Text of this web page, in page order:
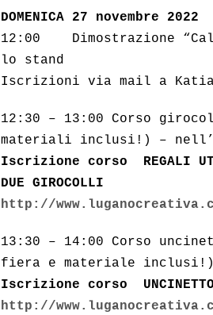
DOMENICA 27 novembre 2022
12:00 Dimostrazione
lo stand
Iscrizioni via mail a Katia
12:30 – 13:00 Corso
materiali inclusi!) –
Iscrizione corso
REGALI
DUE GIROCOLLI
http://
13:30 – 14:00 Corso
fiera e materiale
Iscrizione corso
http://